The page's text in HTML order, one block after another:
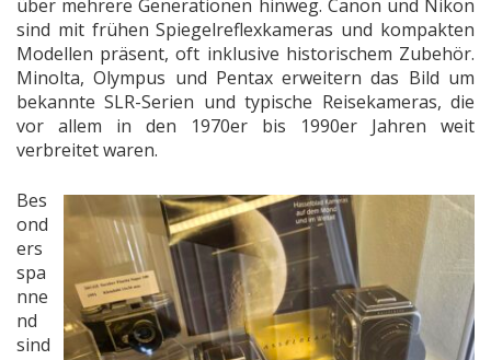
über mehrere Generationen hinweg. Canon und Nikon
sind mit frühen Spiegelreflexkameras und kompakten
Modellen präsent, oft inklusive historischem Zubehör.
Minolta, Olympus und Pentax erweitern das Bild um
bekannte SLR-Serien und typische Reisekameras, die
vor allem in den 1970er bis 1990er Jahren weit
verbreitet waren.
Bes
ond
ers
spa
nne
nd
sind